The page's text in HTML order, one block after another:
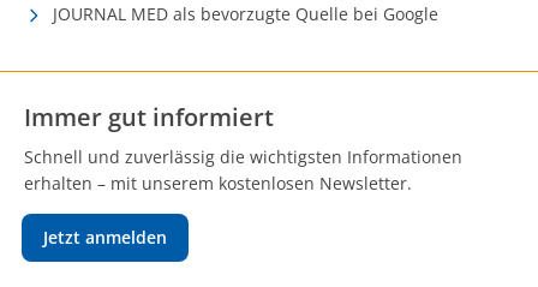
JOURNAL MED als bevorzugte Quelle bei Google
Immer gut informiert
Schnell und zuverlässig die wichtigsten Informationen
erhalten – mit unserem kostenlosen Newsletter.
Jetzt anmelden